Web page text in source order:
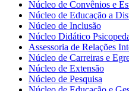
Núcleo de Convênios e
Núcleo de Educação a
Núcleo de Inclusão
Núcleo Didático
Assessoria de Relações
Núcleo de Carreiras e
Núcleo de Extensão
Núcleo de Pesquisa